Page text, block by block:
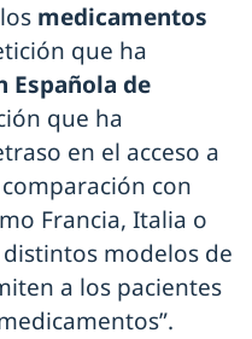
medicamentos
que ha
Española de
que ha
en el acceso a
con
Francia, Italia o
modelos de
a los pacientes